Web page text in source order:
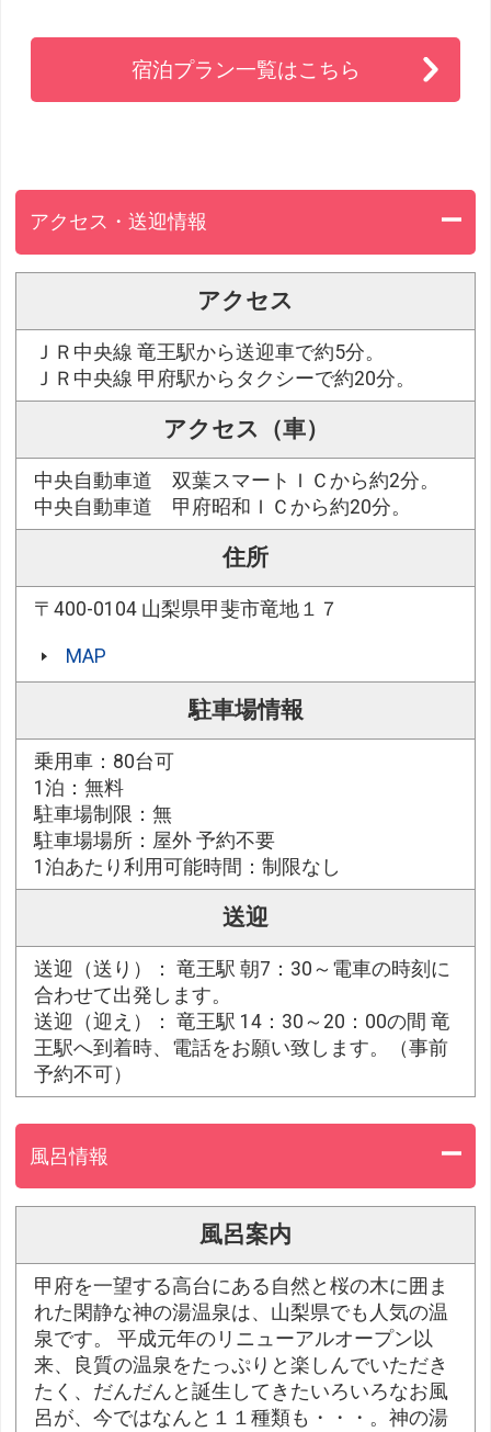
宿泊プラン一覧はこちら
アクセス・送迎情報
アクセス
ＪＲ中央線 竜王駅から送迎車で約5分。
ＪＲ中央線 甲府駅からタクシーで約20分。
アクセス（車）
中央自動車道 双葉スマートＩＣから約2分。
中央自動車道 甲府昭和ＩＣから約20分。
住所
〒400-0104 山梨県甲斐市竜地１７
MAP
駐車場情報
乗用車：80台可
1泊：無料
駐車場制限：無
駐車場場所：屋外 予約不要
1泊あたり利用可能時間：制限なし
送迎
送迎（送り）： 竜王駅 朝7：30～電車の時刻に
合わせて出発します。
送迎（迎え）： 竜王駅 14：30～20：00の間 竜
王駅へ到着時、電話をお願い致します。（事前
予約不可）
風呂情報
風呂案内
甲府を一望する高台にある自然と桜の木に囲ま
れた閑静な神の湯温泉は、山梨県でも人気の温
泉です。 平成元年のリニューアルオープン以
来、良質の温泉をたっぷりと楽しんでいただき
たく、だんだんと誕生してきたいろいろなお風
呂が、今ではなんと１１種類も・・・。神の湯